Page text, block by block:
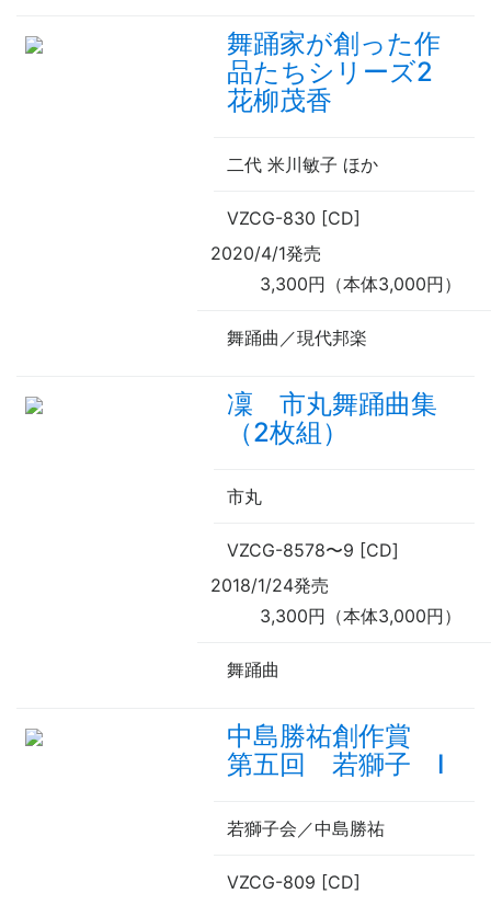
舞踊家が創った作
品たちシリーズ2
花柳茂香
二代 米川敏子 ほか
VZCG-830 [CD]
2020/4/1発売
3,300円（本体3,000円）
舞踊曲／現代邦楽
凜 市丸舞踊曲集
（2枚組）
市丸
VZCG-8578〜9 [CD]
2018/1/24発売
3,300円（本体3,000円）
舞踊曲
中島勝祐創作賞
第五回 若獅子 Ⅰ
若獅子会／中島勝祐
VZCG-809 [CD]